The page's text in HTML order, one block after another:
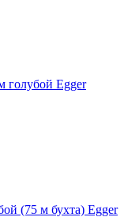
Egger
(75 м бухта) Egger